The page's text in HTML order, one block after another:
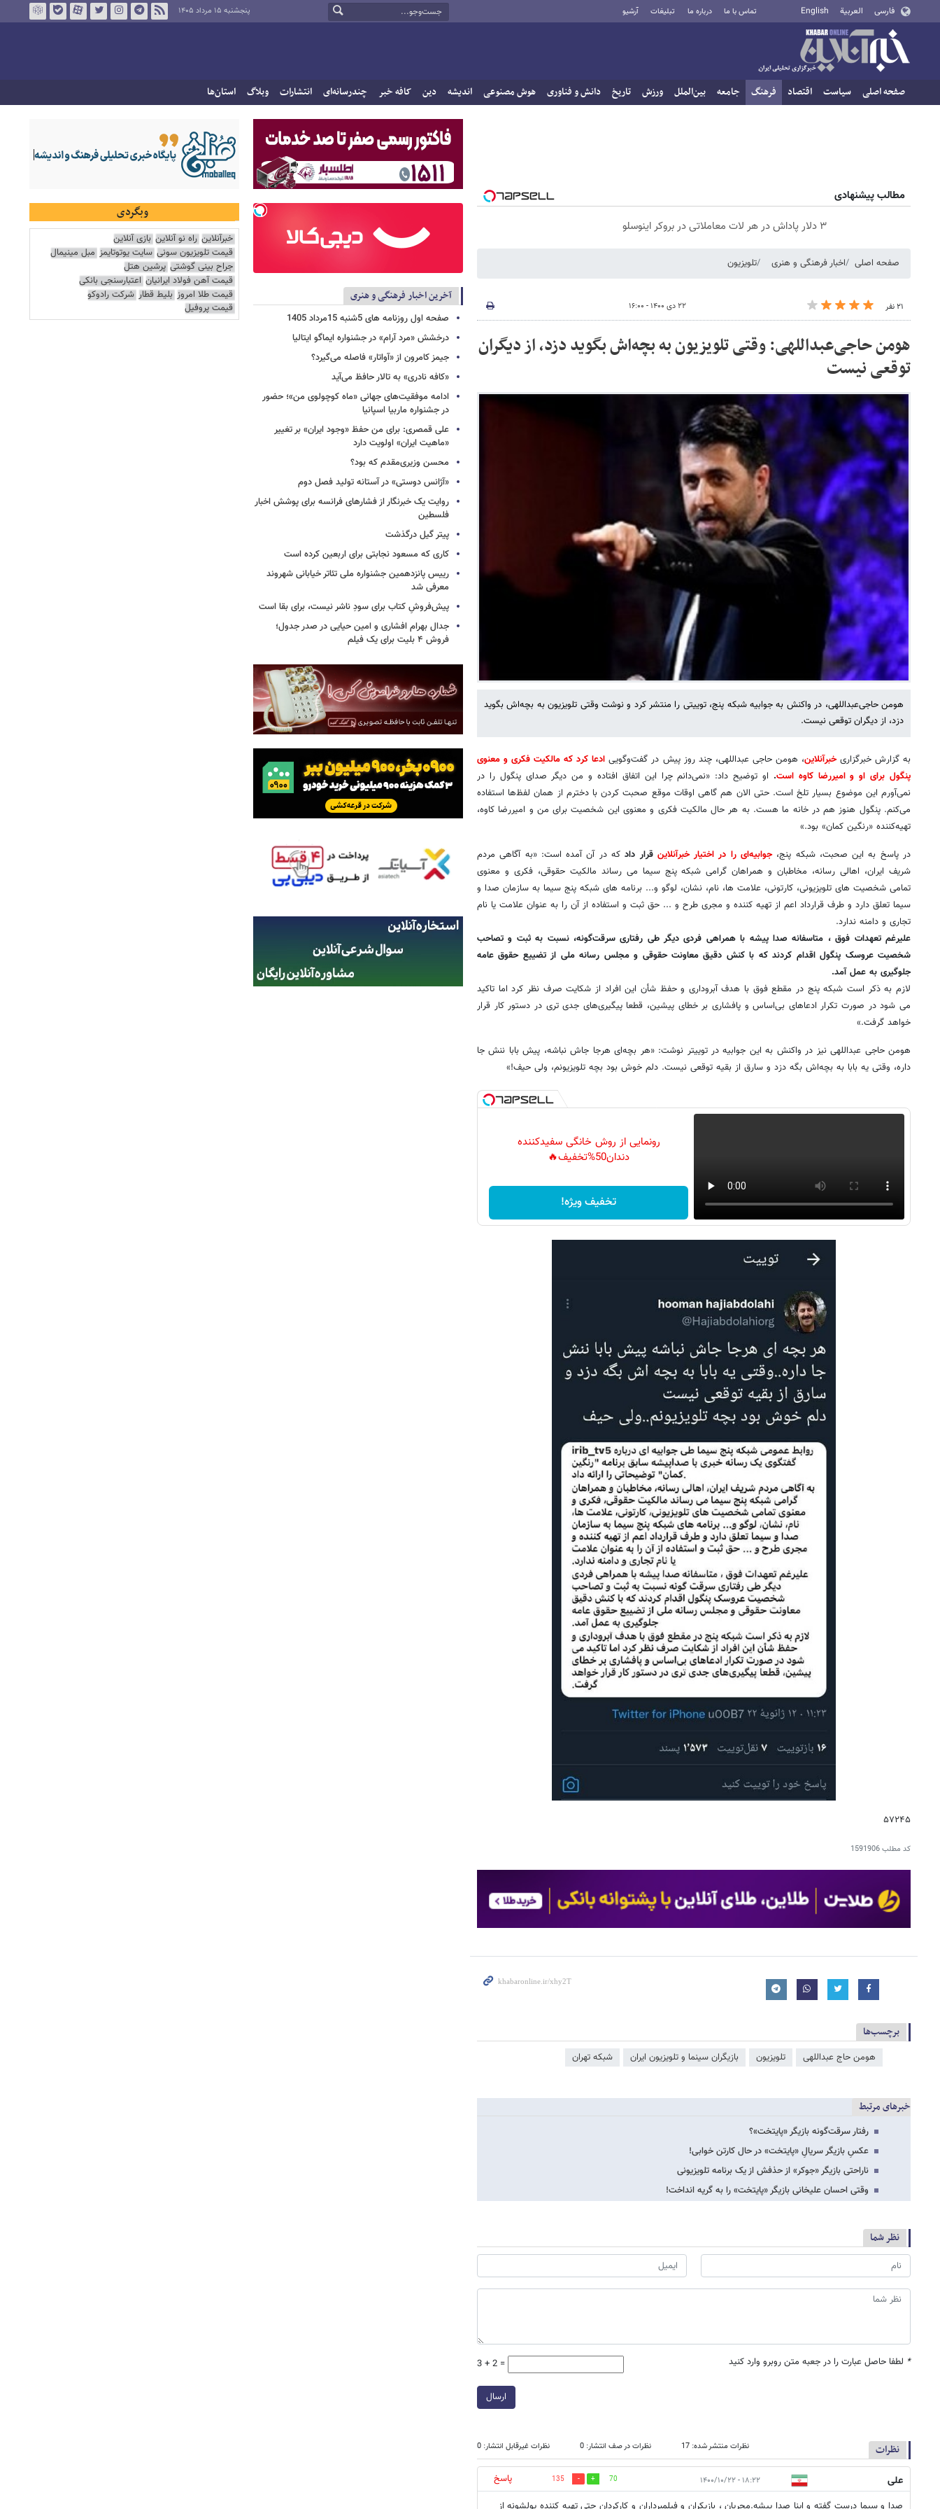
فارسی العربية English تماس با ما درباره ما تبلیغات آرشیو پنجشنبه ۱۵ مرداد ۱۴۰۵
صفحه اصلی سیاست اقتصاد فرهنگ جامعه بین‌الملل ورزش تاریخ دانش و فناوری هوش مصنوعی اندیشه دین کافه خبر چندرسانه‌ای انتشارات وبلاگ استان‌ها
مطالب پیشنهادی
۳ دلار پاداش در هر لات معاملاتی در بروکر اینوسلو
صفحه اصلی اخبار فرهنگی و هنری تلویزیون
۲۱ نفر ۲۲ دی ۱۴۰۰ - ۱۶:۰۰
هومن حاجی‌عبداللهی: وقتی تلویزیون به بچه‌اش بگوید دزد، از دیگران
توقعی نیست
هومن حاجی‌عبداللهی، در واکنش به جوابیه شبکه پنج، توییتی را منتشر کرد و نوشت وقتی تلویزیون به بچه‌اش بگوید
دزد، از دیگران توقعی نیست.
به گزارش خبرگزاریخبرآنلاین، هومن حاجی عبداللهی، چند روز پیش در گفت‌وگویی ادعا کرد که مالکیت فکری و معنوی
پنگول برای او و امیررضا کاوه است. او توضیح داد: «نمی‌دانم چرا این اتفاق افتاده و من دیگر صدای پنگول را در
نمی‌آورم این موضوع بسیار تلخ است. حتی الان هم گاهی اوقات موقع صحبت کردن با دخترم از همان لفظ‌ها استفاده
می‌کنم. پنگول هنوز هم در خانه ما هست. به هر حال مالکیت فکری و معنوی این شخصیت برای من و امیررضا کاوه،
تهیه‌کننده «رنگین کمان» بود.»
در پاسخ به این صحبت، شبکه پنج،جوابیه‌ای را در اختیارخبرآنلاین قرار داد که در آن آمده است:‌ «به آگاهی مردم
شریف ایران، اهالی رسانه، مخاطبان و همراهان گرامی شبکه پنج سیما می رساند مالکیت حقوقی، فکری و معنوی
تمامی شخصیت های تلویزیونی، کارتونی، علامت ها، نام، نشان، لوگو و... برنامه های شبکه پنج سیما به سازمان صدا و
سیما تعلق دارد و طرف قرارداد اعم از تهیه کننده و مجری طرح و ... حق ثبت و استفاده از آن را به عنوان علامت یا نام
تجاری و دامنه ندارد.
علیرغم تعهدات فوق ، متاسفانه صدا پیشه با همراهی فردی دیگر طی رفتاری سرقت‌گونه، نسبت به ثبت و تصاحب
شخصیت عروسک پنگول اقدام کردند که با کنش دقیق معاونت حقوقی و مجلس رسانه ملی از تضییع حقوق عامه
جلوگیری به عمل آمد.
لازم به ذکر است شبکه پنج در مقطع فوق با هدف آبروداری و حفظ شأن این افراد از شکایت صرف نظر کرد اما تاکید
می شود در صورت تکرار ادعاهای بی‌اساس و پافشاری بر خطای پیشین، قطعا پیگیری‌های جدی تری در دستور کار قرار
خواهد گرفت.»
هومن حاجی عبداللهی نیز در واکنش به این جوابیه در توییتر نوشت: «‏هر بچه‌ای هرجا جاش نباشه، پیش بابا ننش جا
داره، وقتی یه بابا به بچه‌اش بگه دزد و سارق از بقیه توقعی نیست. دلم خوش بود بچه تلویزیونم، ولی حیف!»
رونمایی از روش خانگی سفیدکننده
دندان50%تخفیف🔥
تخفیف ویژه!
۵۷۲۴۵
کد مطلب1591906
برچسب‌ها
هومن حاج عبداللهی تلویزیون بازیگران سینما و تلویزیون ایران شبکه تهران
خبرهای مرتبط
رفتار سرقت‌گونه بازیگر «پایتخت»؟
عکسِ بازیگر سریالِ «پایتخت» در حال کارتن خوابی!
ناراحتی بازیگر «جوکر» از حذفش از یک برنامه تلویزیونی
وقتی احسان علیخانی بازیگر «پایتخت» را به گریه انداخت!
نظر شما
* لطفا حاصل عبارت را در جعبه متن روبرو وارد کنید 3 + 2 =
ارسال
نظرات نظرات منتشر شده: 17 نظرات در صف انتشار: 0 نظرات غیرقابل انتشار: 0
علی ۱۸:۲۲ - ۱۴۰۰/۱۰/۲۲ 70
135
پاسخ
آخرین اخبار فرهنگی و هنری
صفحه اول روزنامه های 5شنبه 15مرداد 1405
درخشش «مرد آرام» در جشنواره ایماگو ایتالیا
جیمز کامرون از «آواتار» فاصله می‌گیرد؟
«کافه نادری» به تالار حافظ می‌آید
ادامه موفقیت‌های جهانی «ماه کوچولوی من»؛ حضور
در جشنواره ماربیا اسپانیا
علی قمصری: برای من حفظ «وجود ایران» بر تغییر
«ماهیت ایران» اولویت دارد
محسن وزیری‌مقدم که بود؟
«آژانس دوستی» در آستانه تولید فصل دوم
روایت یک خبرنگار از فشارهای فرانسه برای پوشش اخبار
فلسطین
پیتر گیل درگذشت
کاری که مسعود نجابتی برای اربعین کرده است
رییس پانزدهمین جشنواره ملی تئاتر خیابانی شهروند
معرفی شد
پیش‌فروشِ کتاب برای سودِ ناشر نیست، برای بقا است
جدال بهرام افشاری و امین حیایی در صدر جدول؛
فروش ۴ بلیت برای یک فیلم
وبگردی
خبرآنلاین راه نو آنلاین بازی آنلاین
قیمت تلویزیون سونی سایت یوتوتایمز مبل مینیمال
جراح بینی گوشتی پرشین هتل
قیمت آهن فولاد ایرانیان اعتبارسنجی بانکی
قیمت طلا امروز بلیط قطار شرکت رادوکو
قیمت پروفیل